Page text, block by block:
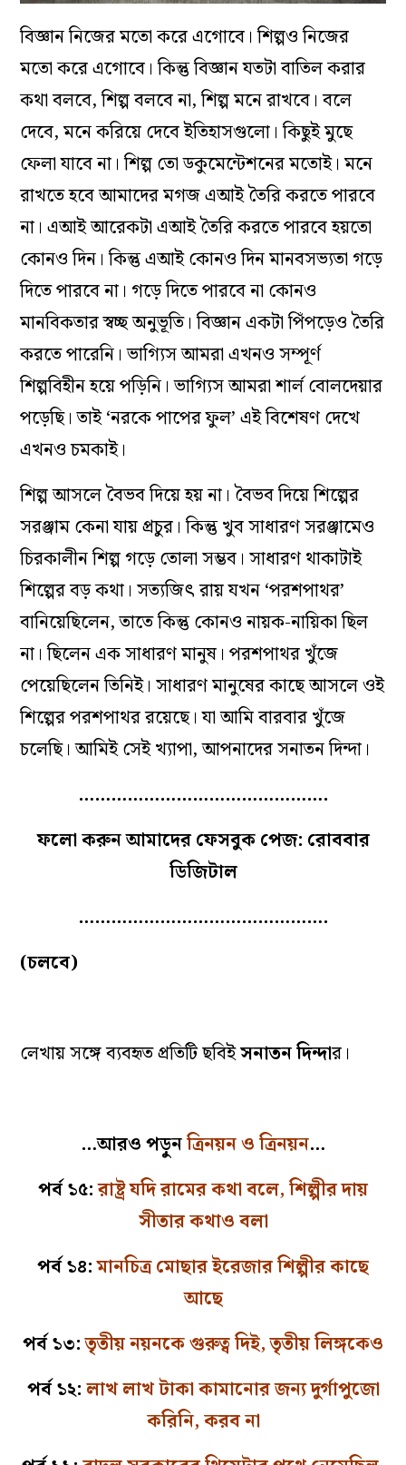
বিজ্ঞান নিজের মতো করে এগোবে। শিল্পও নিজের
মতো করে এগোবে। কিন্তু বিজ্ঞান যতটা বাতিল করার
কথা বলবে, শিল্প বলবে না, শিল্প মনে রাখবে। বলে
দেবে, মনে করিয়ে দেবে ইতিহাসগুলো। কিছুই মুছে
ফেলা যাবে না। শিল্প তো ডকুমেন্টেশনের মতোই। মনে
রাখতে হবে আমাদের মগজ এআই তৈরি করতে পারবে
না। এআই আরেকটা এআই তৈরি করতে পারবে হয়তো
কোনও দিন। কিন্তু এআই কোনও দিন মানবসভ্যতা গড়ে
দিতে পারবে না। গড়ে দিতে পারবে না কোনও
মানবিকতার স্বচ্ছ অনুভূতি। বিজ্ঞান একটা পিঁপড়েও তৈরি
করতে পারেনি। ভাগ্যিস আমরা এখনও সম্পূর্ণ
শিল্পবিহীন হয়ে পড়িনি। ভাগ্যিস আমরা শার্ল বোলদেয়ার
পড়েছি। তাই ‘নরকে পাপের ফুল’ এই বিশেষণ দেখে
এখনও চমকাই।
শিল্প আসলে বৈভব দিয়ে হয় না। বৈভব দিয়ে শিল্পের
সরঞ্জাম কেনা যায় প্রচুর। কিন্তু খুব সাধারণ সরঞ্জামেও
চিরকালীন শিল্প গড়ে তোলা সম্ভব। সাধারণ থাকাটাই
শিল্পের বড় কথা। সত্যজিৎ রায় যখন ‘পরশপাথর’
বানিয়েছিলেন, তাতে কিন্তু কোনও নায়ক-নায়িকা ছিল
না। ছিলেন এক সাধারণ মানুষ। পরশপাথর খুঁজে
পেয়েছিলেন তিনিই। সাধারণ মানুষের কাছে আসলে ওই
শিল্পের পরশপাথর রয়েছে। যা আমি বারবার খুঁজে
চলেছি। আমিই সেই খ্যাপা, আপনাদের সনাতন দিন্দা।
……………………………………….
ফলো করুন আমাদের ফেসবুক পেজ: রোববার
ডিজিটাল
……………………………………….
(চলবে)
লেখায় সঙ্গে ব্যবহৃত প্রতিটি ছবিইসনাতন দিন্দার।
…আরও পড়ুনত্রিনয়ন ও ত্রিনয়ন…
পর্ব ১৫:রাষ্ট্র যদি রামের কথা বলে, শিল্পীর দায়
সীতার কথাও বলা
পর্ব ১৪:মানচিত্র মোছার ইরেজার শিল্পীর কাছে
আছে
পর্ব ১৩:তৃতীয় নয়নকে গুরুত্ব দিই, তৃতীয় লিঙ্গকেও
পর্ব ১২:লাখ লাখ টাকা কামানোর জন্য দুর্গাপুজো
করিনি, করব না